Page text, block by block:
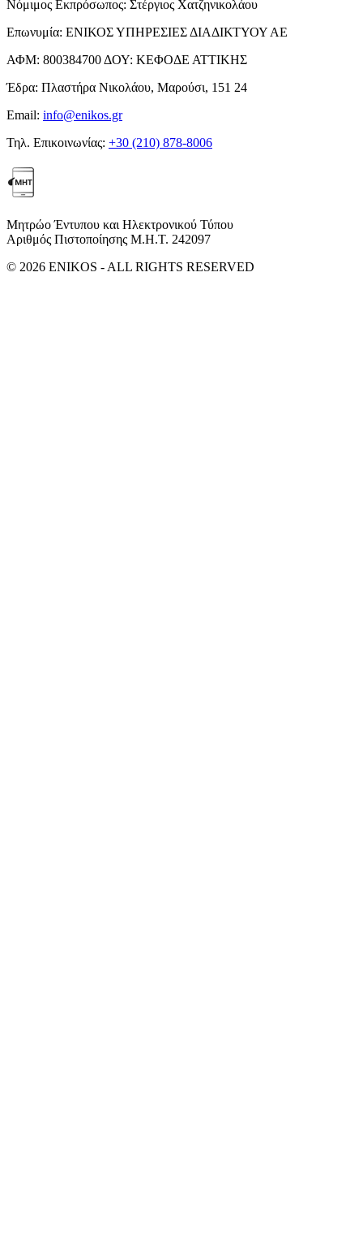
Νόμιμος Εκπρόσωπος: Στέργιος Χατζηνικολάου
Επωνυμία: ΕΝΙΚΟΣ ΥΠΗΡΕΣΙΕΣ ΔΙΑΔΙΚΤΥΟΥ ΑΕ
ΑΦΜ: 800384700 ΔΟΥ: ΚΕΦΟΔΕ ΑΤΤΙΚΗΣ
Έδρα: Πλαστήρα Νικολάου, Μαρούσι, 151 24
Email: info@enikos.gr
Τηλ. Επικοινωνίας: +30 (210) 878-8006
Μητρώο Έντυπου και Ηλεκτρονικού Τύπου
Αριθμός Πιστοποίησης Μ.Η.Τ. 242097
© 2026 ENIKOS - ALL RIGHTS RESERVED